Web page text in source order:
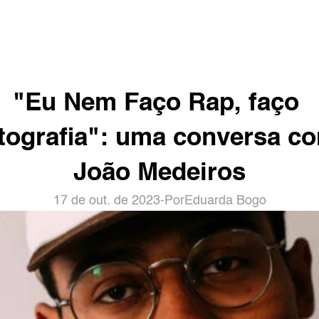
"Eu Nem Faço Rap, faço
uma conversa
João Medeiros
17 de out. de 2023- PorEduarda Bogo